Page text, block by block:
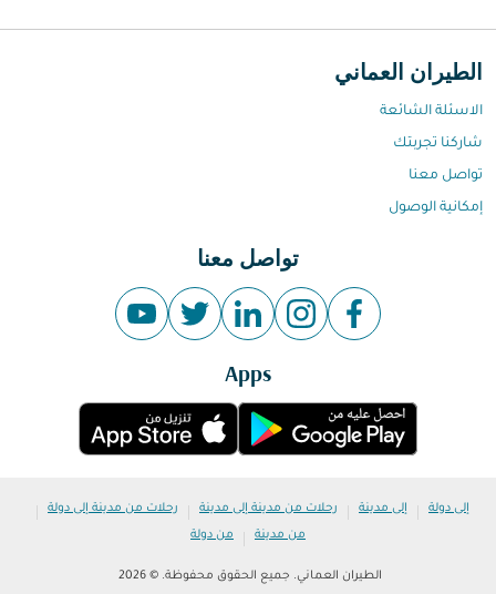
الطيران العماني
الاسئلة الشائعة
شاركنا تجربتك
تواصل معنا
إمكانية الوصول
تواصل معنا
Apps
إلى دولة | إلى مدينة | رحلات من مدينة إلى مدينة | رحلات من مدينة إلى دولة |
من مدينة | من دولة
الطيران العماني. جميع الحقوق محفوظة. © 2026